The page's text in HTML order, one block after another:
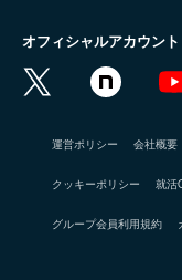
オフィシャルアカウント
運営ポリシー 会社概要
クッキーポリシー 就活
グループ会員利用規約